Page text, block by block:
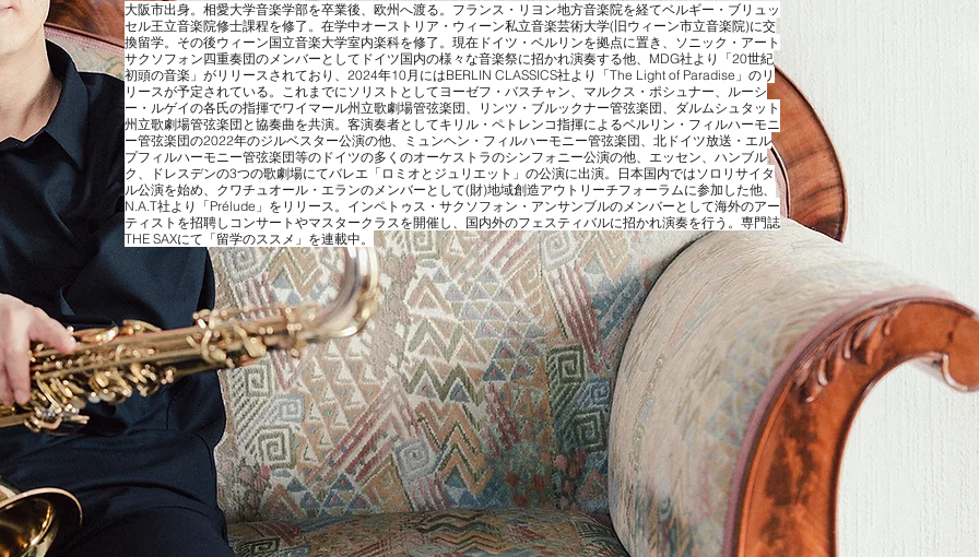
大阪市出身。相愛大学音楽学部を卒業後、欧州へ渡る。フランス・リヨン地方音楽院を経てベルギー・ブリュッ
セル王立音楽院修士課程を修了。在学中オーストリア・ウィーン私立音楽芸術大学(旧ウィーン市立音楽院)に交
換留学。その後ウィーン国立音楽大学室内楽科を修了。現在ドイツ・ベルリンを拠点に置き、ソニック・アート
サクソフォン四重奏団のメンバーとしてドイツ国内の様々な音楽祭に招かれ演奏する他、MDG社より「20世紀
初頭の音楽」がリリースされており、2024年10月にはBERLIN CLASSICS社より「The Light of Paradise」のリ
リースが予定されている。これまでにソリストとしてヨーゼフ・バスチャン、マルクス・ポシュナー、ルーシ
ー・ルゲイの各氏の指揮でワイマール州立歌劇場管弦楽団、リンツ・ブルックナー管弦楽団、ダルムシュタット
州立歌劇場管弦楽団と協奏曲を共演。客演奏者としてキリル・ペトレンコ指揮によるベルリン・フィルハーモニ
ー管弦楽団の2022年のジルベスター公演の他、ミュンヘン・フィルハーモニー管弦楽団、北ドイツ放送・エル
プフィルハーモニー管弦楽団等のドイツの多くのオーケストラのシンフォニー公演の他、エッセン、ハンブル
ク、ドレスデンの3つの歌劇場にてバレエ「ロミオとジュリエット」の公演に出演。日本国内ではソロリサイタ
ル公演を始め、クワチュオール・エランのメンバーとして(財)地域創造アウトリーチフォーラムに参加した他、
N.A.T社より「Prélude」をリリース。インペトゥス・サクソフォン・アンサンブルのメンバーとして海外のアー
ティストを招聘しコンサートやマスタークラスを開催し、国内外のフェスティバルに招かれ演奏を行う。専門誌
THE SAXにて「留学のススメ」を連載中。